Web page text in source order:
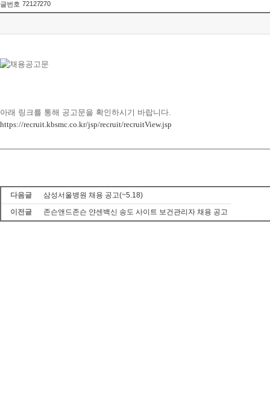
글번호 72127270
아래 링크를 통해 공고문을 확인하시기 바랍니다.
https://recruit.kbsmc.co.kr/jsp/recruit/recruitView.jsp
다음글
삼성서울병원 채용 공고(~5.18)
이전글
존슨앤드존슨 얀센백신 송도 사이트 보건관리자 채용 공고